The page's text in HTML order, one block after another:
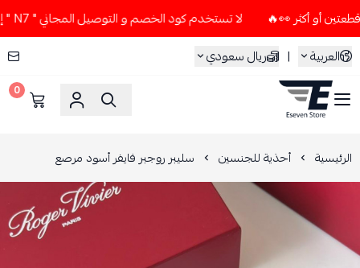
لا تستخدم كود الخصم و التوصيل المجاني " N7 " إلا إذا طلبت قطعتين أو أكثر 👀🔥
العربية
| ريال سعودي
ESEVEN STORE
0
الرئيسية أحذية للجنسين سليبر روجبر فايفر أسود مرصع